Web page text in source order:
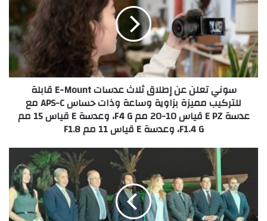
عدسات
E-
Mount
قابلة
للتركيب
مميزة
بزاوية
حساس
عدسة
E
سوني تعلن عن إطلاق ثلاث عدسات E-Mount قابلة
للتركيب مميزة بزاوية وساعة وذات حساس APS-C مع
عدسة E PZ قياس 10-20 مم F4 G، وعدسة E قياس 15 مم
F1.4 G، وعدسة E قياس 11 مم F1.8
«إنفستجيت»
الضوء
آليات
تحقيق